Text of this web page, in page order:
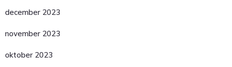
december 2023
november 2023
oktober 2023